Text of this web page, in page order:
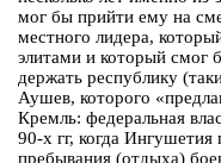
мог бы прийти ему на
местного лидера,
элитами и который смог
держать республику
Аушев, которого
Кремль: федеральная
90-х гг, когда Ингушетия
пребывания (отдыха)